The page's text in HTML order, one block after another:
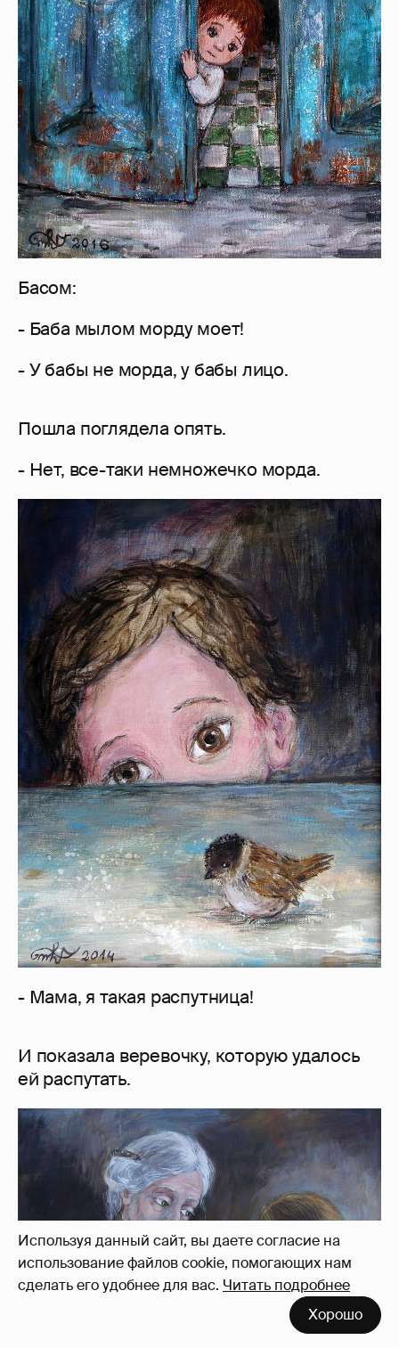
Используя данный сайт, вы даете согласие на
использование файлов cookie, помогающих нам
сделать его удобнее для вас. Читать подробнее
Хорошо
Басом:
- Баба мылом морду моет!
- У бабы не морда, у бабы лицо.
Пошла поглядела опять.
- Нет, все-таки немножечко морда.
- Мама, я такая распутница!
И показала веревочку, которую удалось
ей распутать.